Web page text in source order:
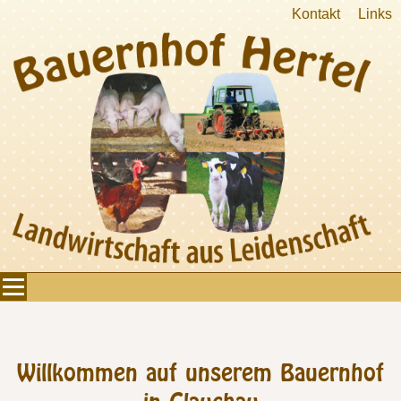
Kontakt Links
Willkommen auf unserem Bauernhof